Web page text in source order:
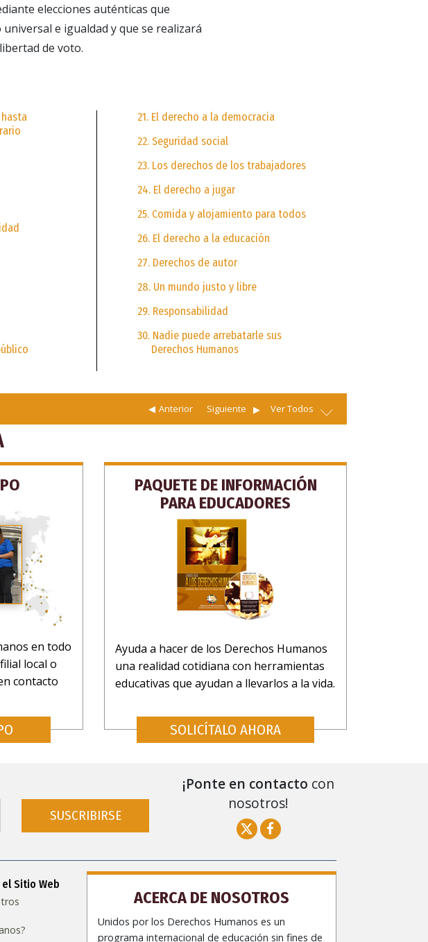
elecciones auténticas que
e igualdad y que se realizará
de voto.
21. El derecho a la democracia
22. Seguridad social
23. Los derechos de los trabajadores
24. El derecho a jugar
25. Comida y alojamiento para todos
26. El derecho a la educación
27. Derechos de autor
28. Un mundo justo y libre
29. Responsabilidad
30. Nadie puede arrebatarle sus
Derechos Humanos
Siguiente
Anterior Ver Todos
en todo
local o
contacto
PAQUETE DE INFORMACIÓN
PARA EDUCADORES
Ayuda a hacer de los Derechos Humanos
una realidad cotidiana con herramientas
educativas que ayudan a llevarlos a la vida.
SOLICÍTALO AHORA
SUSCRIBIRSE
¡Ponte en contacto con
nosotros!
Sitio Web
ACERCA DE NOSOTROS
Unidos por los Derechos Humanos es un
programa internacional de educación sin fines de